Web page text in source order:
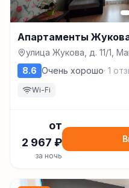
Апартаменты
улица Жукова, д. 11/1,
8.6 Очень хорошо· 1
Wi-Fi
от
2 967 ₽
за ночь